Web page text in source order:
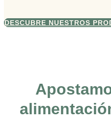
DESCUBRE NUESTROS